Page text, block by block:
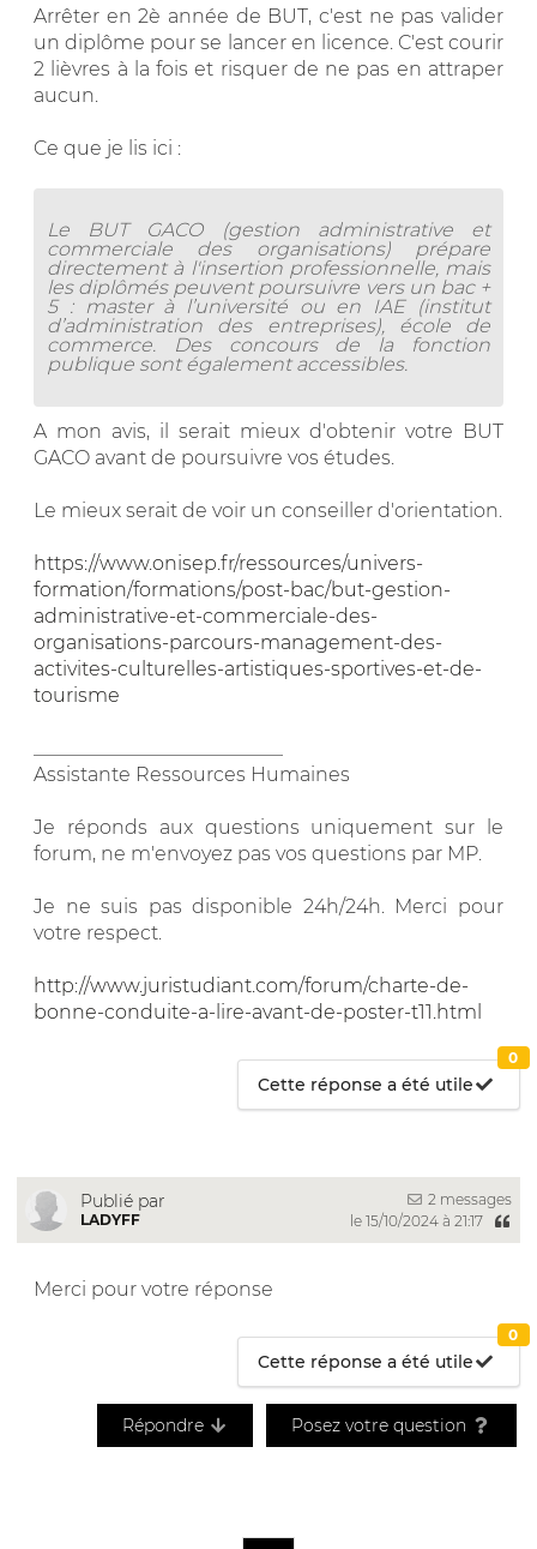
Arrêter en 2è année de BUT, c'est ne pas valider
un diplôme pour se lancer en licence. C'est courir
2 lièvres à la fois et risquer de ne pas en attraper
aucun.
Ce que je lis ici :
Le BUT GACO (gestion administrative et
commerciale des organisations) prépare
directement à l'insertion professionnelle, mais
les diplômés peuvent poursuivre vers un bac +
5 : master à l’université ou en IAE (institut
d’administration des entreprises), école de
commerce. Des concours de la fonction
publique sont également accessibles.
A mon avis, il serait mieux d'obtenir votre BUT
GACO avant de poursuivre vos études.
Le mieux serait de voir un conseiller d'orientation.
https://www.onisep.fr/ressources/univers-
formation/formations/post-bac/but-gestion-
administrative-et-commerciale-des-
organisations-parcours-management-des-
activites-culturelles-artistiques-sportives-et-de-
tourisme
Assistante Ressources Humaines
Je réponds aux questions uniquement sur le
forum, ne m'envoyez pas vos questions par MP.
Je ne suis pas disponible 24h/24h. Merci pour
votre respect.
http://www.juristudiant.com/forum/charte-de-
bonne-conduite-a-lire-avant-de-poster-t11.html
Cette réponse a été utile
0
Publié par
LADYFF
2 messages
le 15/10/2024 à 21:17
Merci pour votre réponse
Cette réponse a été utile
0
Répondre Posez votre question